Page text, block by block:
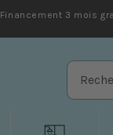
Financement 3 mois